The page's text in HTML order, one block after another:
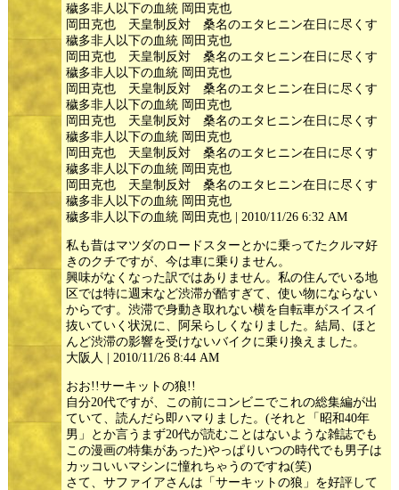
穢多非人以下の血統 岡田克也
岡田克也 天皇制反対 桑名のエタヒニン在日に尽くす
穢多非人以下の血統 岡田克也
岡田克也 天皇制反対 桑名のエタヒニン在日に尽くす
穢多非人以下の血統 岡田克也
岡田克也 天皇制反対 桑名のエタヒニン在日に尽くす
穢多非人以下の血統 岡田克也
岡田克也 天皇制反対 桑名のエタヒニン在日に尽くす
穢多非人以下の血統 岡田克也
岡田克也 天皇制反対 桑名のエタヒニン在日に尽くす
穢多非人以下の血統 岡田克也
岡田克也 天皇制反対 桑名のエタヒニン在日に尽くす
穢多非人以下の血統 岡田克也
穢多非人以下の血統 岡田克也 | 2010/11/26 6:32 AM
私も昔はマツダのロードスターとかに乗ってたクルマ好
きのクチですが、今は車に乗りません。
興味がなくなった訳ではありません。私の住んでいる地
区では特に週末など渋滞が酷すぎて、使い物にならない
からです。渋滞で身動き取れない横を自転車がスイスイ
抜いていく状況に、阿呆らしくなりました。結局、ほと
んど渋滞の影響を受けないバイクに乗り換えました。
大阪人 | 2010/11/26 8:44 AM
おお!!サーキットの狼!!
自分20代ですが、この前にコンビニでこれの総集編が出
ていて、読んだら即ハマりました。(それと「昭和40年
男」とか言うまず20代が読むことはないような雑誌でも
この漫画の特集があった)やっぱりいつの時代でも男子は
カッコいいマシンに憧れちゃうのですね(笑)
さて、サファイアさんは「サーキットの狼」を好評して